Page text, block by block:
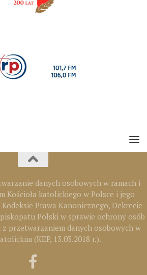
danych osobowych w ramach i
Kościoła katolickiego w Polsce i jego
Prawa Kanonicznego, Dekrecie
Polski w sprawie ochrony osób
przetwarzaniem danych osobowych w
(KEP, 13.03.2018 r.).